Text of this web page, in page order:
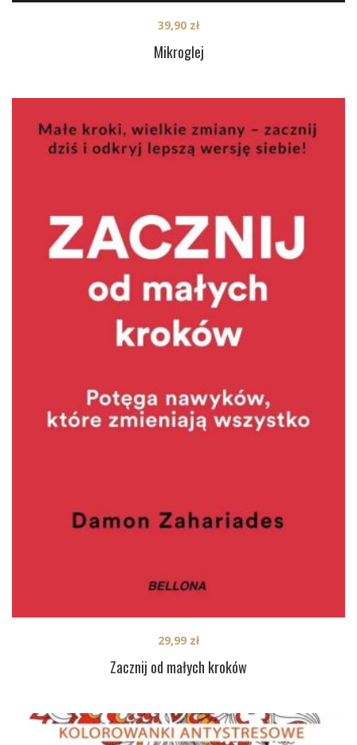
Mikroglej
39,90 zł
Zacznij od małych kroków
29,99 zł